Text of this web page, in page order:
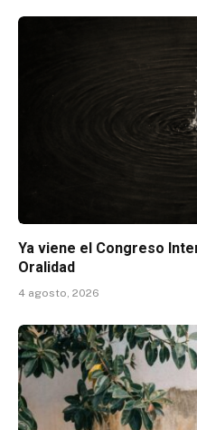
Ya viene el Congreso
Oralidad
4 agosto, 2026